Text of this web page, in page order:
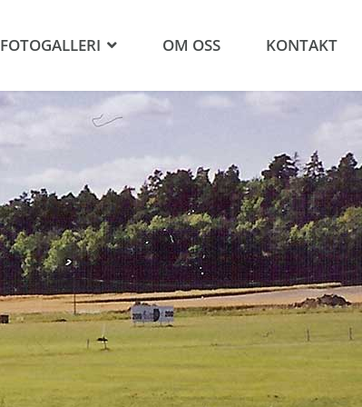
FOTOGALLERI OM OSS KONTAKT